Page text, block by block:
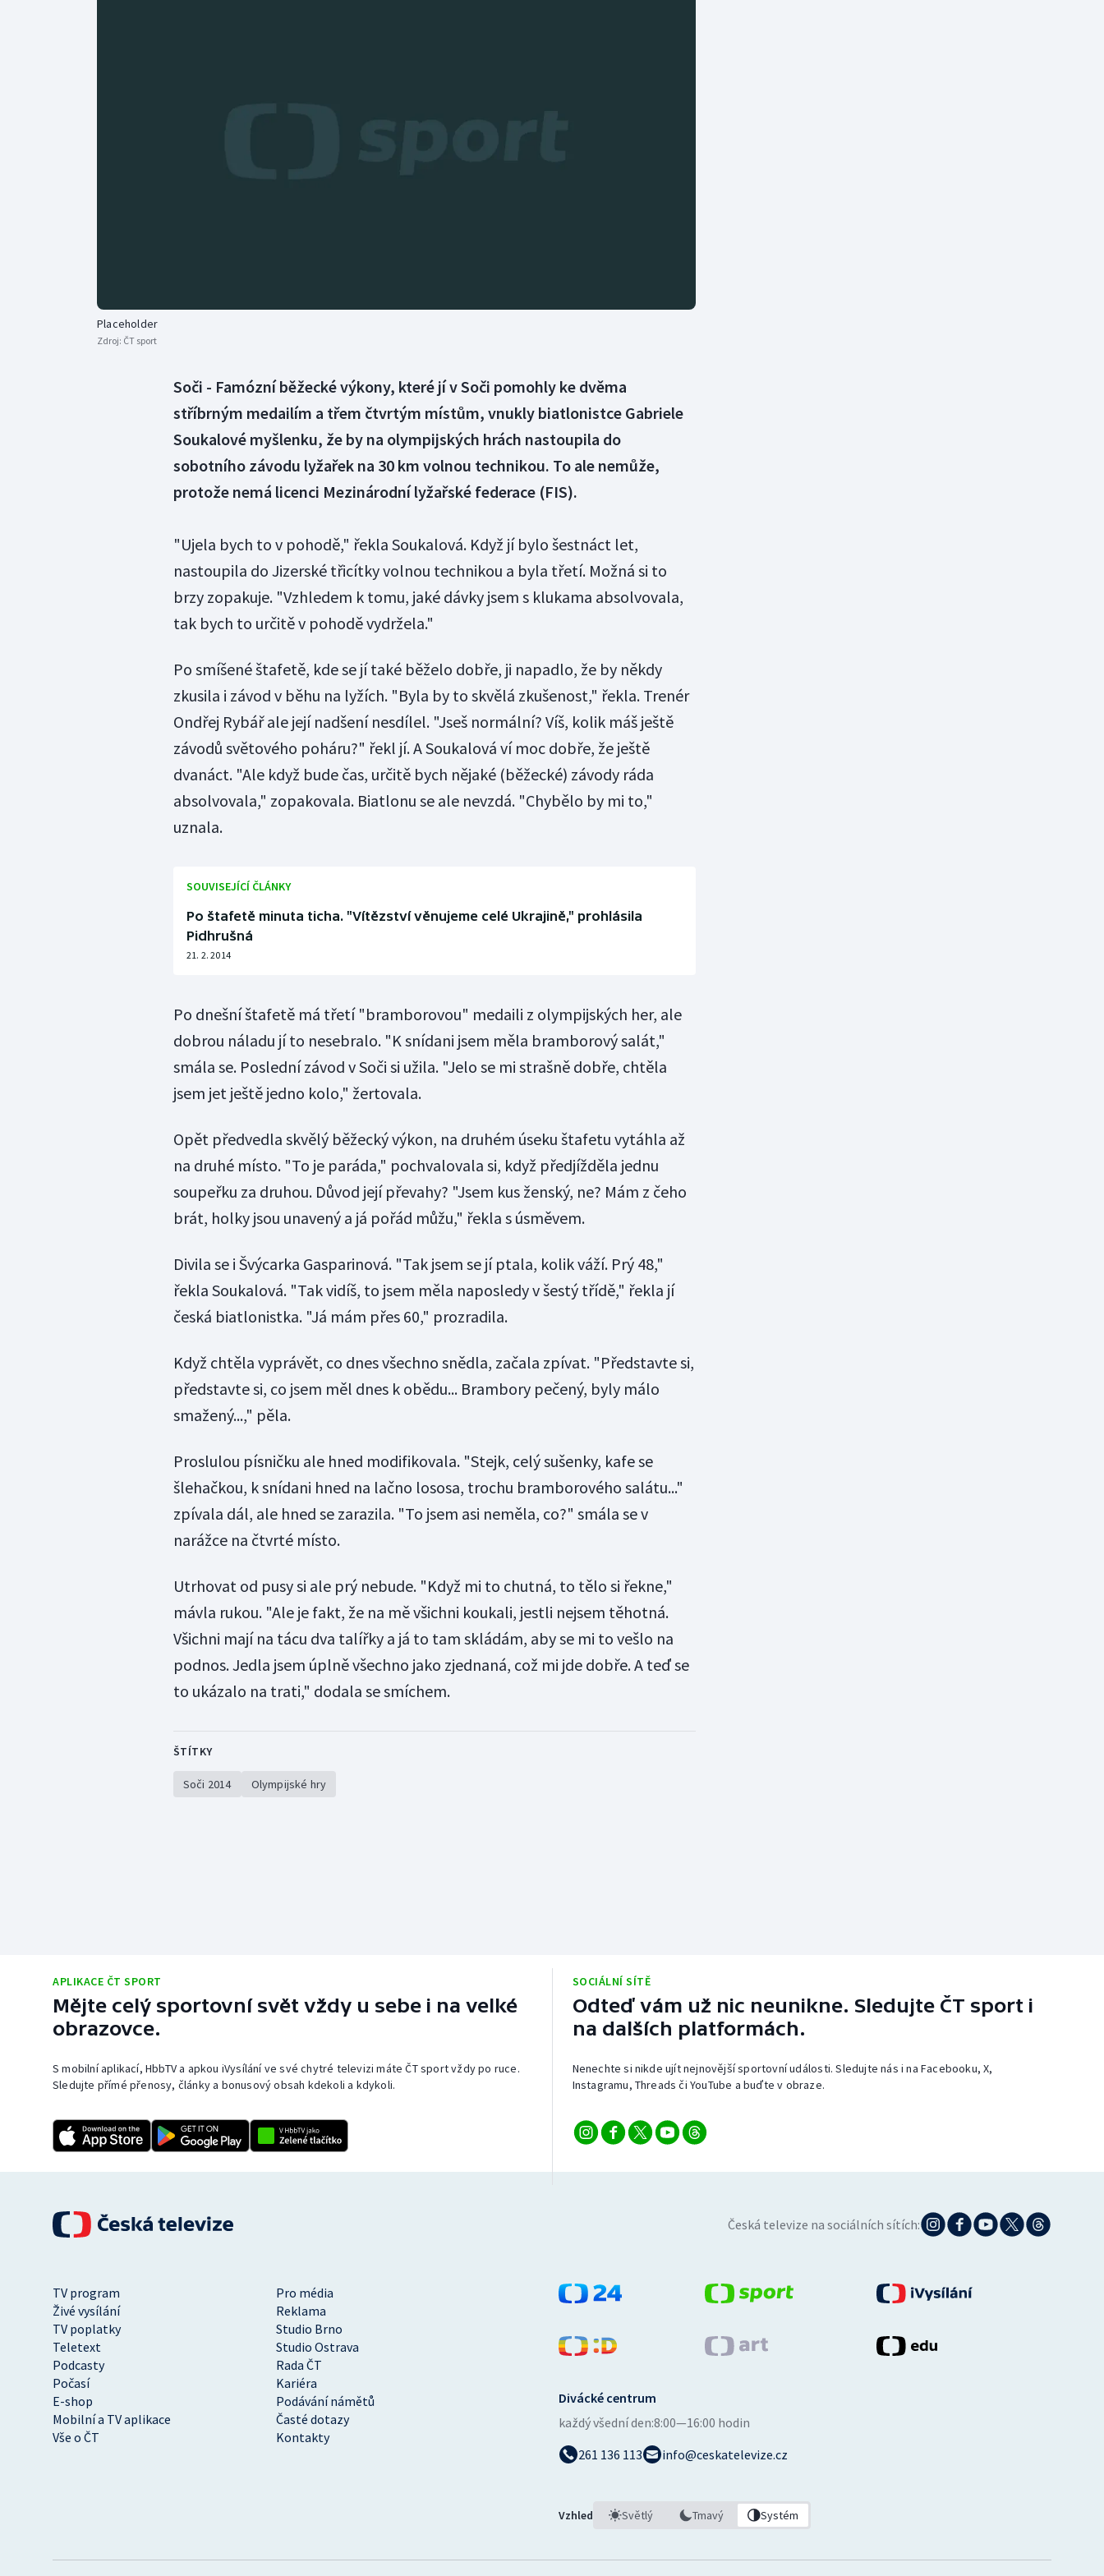
Parasport
Placeholder
Zdroj: ČT sport
Soči - Famózní běžecké výkony, které jí v Soči pomohly ke dvěma
stříbrným medailím a třem čtvrtým místům, vnukly biatlonistce Gabriele
Soukalové myšlenku, že by na olympijských hrách nastoupila do
sobotního závodu lyžařek na 30 km volnou technikou. To ale nemůže,
protože nemá licenci Mezinárodní lyžařské federace (FIS).
"Ujela bych to v pohodě," řekla Soukalová. Když jí bylo šestnáct let,
nastoupila do Jizerské třicítky volnou technikou a byla třetí. Možná si to
brzy zopakuje. "Vzhledem k tomu, jaké dávky jsem s klukama absolvovala,
tak bych to určitě v pohodě vydržela."
Po smíšené štafetě, kde se jí také běželo dobře, ji napadlo, že by někdy
zkusila i závod v běhu na lyžích. "Byla by to skvělá zkušenost," řekla. Trenér
Ondřej Rybář ale její nadšení nesdílel. "Jseš normální? Víš, kolik máš ještě
závodů světového poháru?" řekl jí. A Soukalová ví moc dobře, že ještě
dvanáct. "Ale když bude čas, určitě bych nějaké (běžecké) závody ráda
absolvovala," zopakovala. Biatlonu se ale nevzdá. "Chybělo by mi to,"
uznala.
SOUVISEJÍCÍ ČLÁNKY
Po štafetě minuta ticha. "Vítězství věnujeme celé Ukrajině," prohlásila
Pidhrušná
21. 2. 2014
Po dnešní štafetě má třetí "bramborovou" medaili z olympijských her, ale
dobrou náladu jí to nesebralo. "K snídani jsem měla bramborový salát,"
smála se. Poslední závod v Soči si užila. "Jelo se mi strašně dobře, chtěla
jsem jet ještě jedno kolo," žertovala.
Opět předvedla skvělý běžecký výkon, na druhém úseku štafetu vytáhla až
na druhé místo. "To je paráda," pochvalovala si, když předjížděla jednu
soupeřku za druhou. Důvod její převahy? "Jsem kus ženský, ne? Mám z čeho
brát, holky jsou unavený a já pořád můžu," řekla s úsměvem.
Divila se i Švýcarka Gasparinová. "Tak jsem se jí ptala, kolik váží. Prý 48,"
řekla Soukalová. "Tak vidíš, to jsem měla naposledy v šestý třídě," řekla jí
česká biatlonistka. "Já mám přes 60," prozradila.
Když chtěla vyprávět, co dnes všechno snědla, začala zpívat. "Představte si,
představte si, co jsem měl dnes k obědu... Brambory pečený, byly málo
smažený...," pěla.
Proslulou písničku ale hned modifikovala. "Stejk, celý sušenky, kafe se
šlehačkou, k snídani hned na lačno lososa, trochu bramborového salátu..."
zpívala dál, ale hned se zarazila. "To jsem asi neměla, co?" smála se v
narážce na čtvrté místo.
Utrhovat od pusy si ale prý nebude. "Když mi to chutná, to tělo si řekne,"
mávla rukou. "Ale je fakt, že na mě všichni koukali, jestli nejsem těhotná.
Všichni mají na tácu dva talířky a já to tam skládám, aby se mi to vešlo na
podnos. Jedla jsem úplně všechno jako zjednaná, což mi jde dobře. A teď se
to ukázalo na trati," dodala se smíchem.
ŠTÍTKY
Soči 2014 Olympijské hry
APLIKACE ČT SPORT
Mějte celý sportovní svět vždy u sebe i na velké
obrazovce.
S mobilní aplikací, HbbTV a apkou iVysílání ve své chytré televizi máte ČT sport vždy po ruce.
Sledujte přímé přenosy, články a bonusový obsah kdekoli a kdykoli.
SOCIÁLNÍ SÍTĚ
Odteď vám už nic neunikne. Sledujte ČT sport i
na dalších platformách.
Nenechte si nikde ujít nejnovější sportovní události. Sledujte nás i na Facebooku, X,
Instagramu, Threads či YouTube a buďte v obraze.
Česká televize na sociálních sítích:
TV program
Pro média
Živé vysílání
Reklama
TV poplatky
Studio Brno
Teletext
Studio Ostrava
Podcasty
Rada ČT
Počasí
Kariéra
E-shop
Podávání námětů
Mobilní a TV aplikace
Časté dotazy
Vše o ČT
Kontakty
Divácké centrum
každý všední den:8:00—16:00 hodin
261 136 113
info@ceskatelevize.cz
Vzhled Světlý Tmavý Systém